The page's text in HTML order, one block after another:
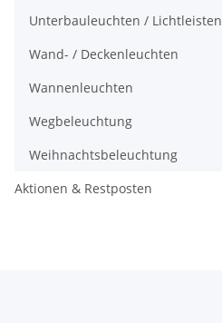
Unterbauleuchten / Lichtleisten
Wand- / Deckenleuchten
Wannenleuchten
Wegbeleuchtung
Weihnachtsbeleuchtung
Aktionen & Restposten